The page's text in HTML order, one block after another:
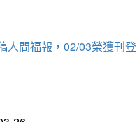
人間福報，02/03榮獲刊登